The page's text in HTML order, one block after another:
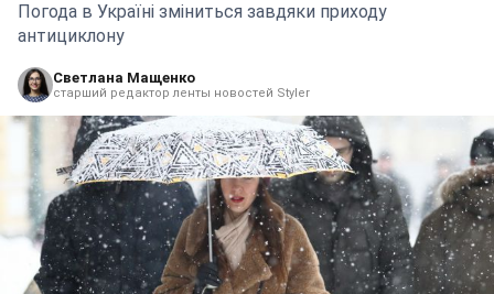
Погода в Україні зміниться завдяки приходу
антициклону
Светлана Мащенко
старший редактор ленты новостей Styler